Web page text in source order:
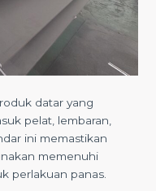
datar yang
pelat, lembaran,
ini memastikan
memenuhi
perlakuan panas.